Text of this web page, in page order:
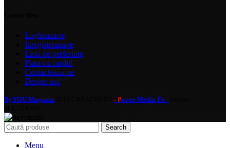
Logheaza-te
Inregistreaza-te
Lista de preferinte
Plata cu cardul
Contacteaza-ne
Despre noi
ByYOU Magazin - Power Media Fx -
Search
Menu